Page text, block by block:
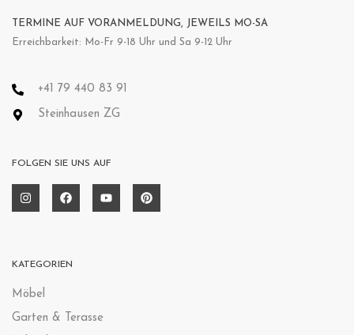
TERMINE AUF VORANMELDUNG, JEWEILS MO-SA
Erreichbarkeit: Mo-Fr 9-18 Uhr und Sa 9-12 Uhr
+41 79 440 83 91
Steinhausen ZG
FOLGEN SIE UNS AUF
KATEGORIEN
Möbel
Garten & Terasse